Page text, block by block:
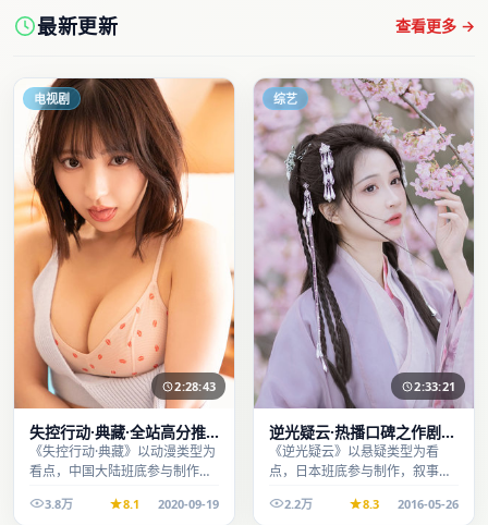
最新更新 查看更多 →
电视剧
2:28:43
失控行动·典藏·全站高分推
荐节奏紧凑值得追看
《失控行动·典藏》以动漫类型为
看点，中国大陆班底参与制作，
时段观看。
3.8万 8.1 2020-09-19
综艺
2:33:21
逆光疑云·热播口碑之作剧情
扎实演技在线
《逆光疑云》以悬疑类型为看
点，日本班底参与制作，叙事完
看。2.2万 8.3 2016-05-26